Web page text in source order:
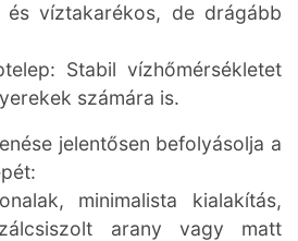
és víztakarékos, de drágább
Stabil vízhőmérsékletet
számára is.
jelentősen befolyásolja a
minimalista kialakítás,
arany vagy matt